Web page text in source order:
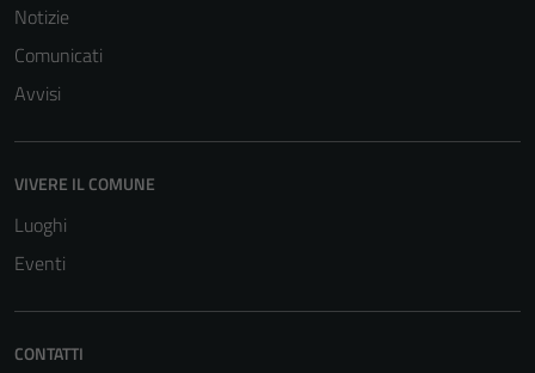
Notizie
Comunicati
Avvisi
VIVERE IL COMUNE
Luoghi
Eventi
CONTATTI
funzionamento